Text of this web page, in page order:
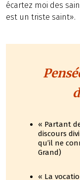
écartez moi des
est un triste saint».
« Partant
discours
qu’il ne
Grand)
« La